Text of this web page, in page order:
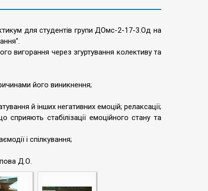
для студентів групи ДОмс-2-17-3.Од на
вигорання через згуртування колективу та
його виникнення;
й інших негативних емоцій; релаксації;
сприяють стабілізації емоційного стану та
і спілкування;
Д.О.